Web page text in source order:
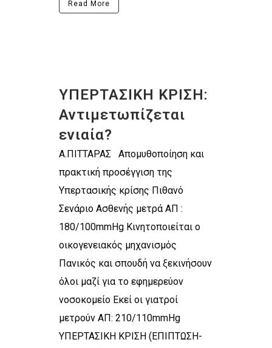
Read More
ΥΠΕΡΤΑΣΙΚΗ ΚΡΙΣΗ:
Αντιμετωπίζεται
ενιαία?
Α.ΠΙΤΤΑΡΑΣ Απομυθοποίηση και
πρακτική προσέγγιση της
Υπερτασικής κρίσης Πιθανό
Σενάριο Ασθενής μετρά ΑΠ :
180/100mmHg Κινητοποιείται ο
οικογενειακός μηχανισμός
Πανικός και σπουδή να ξεκινήσουν
όλοι μαζί για το εφημερεύον
νοσοκομείο Εκεί οι γιατροί
μετρούν ΑΠ: 210/110mmHg
ΥΠΕΡΤΑΣΙΚΗ ΚΡΙΣΗ (ΕΠΙΠΤΩΣΗ-